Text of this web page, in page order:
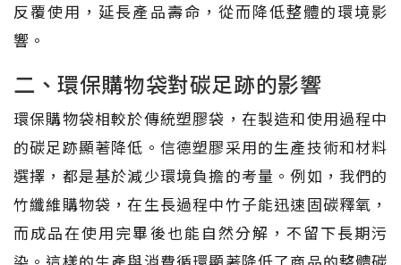
反覆使用，延長產品壽命，從而降低整體的環境影
響。
二、環保購物袋對碳足跡的影響
環保購物袋相較於傳統塑膠袋，在製造和使用過程中
的碳足跡顯著降低。信德塑膠采用的生產技術和材料
選擇，都是基於減少環境負擔的考量。例如，我們的
竹纖維購物袋，在生長過程中竹子能迅速固碳釋氧，
而成品在使用完畢後也能自然分解，不留下長期污